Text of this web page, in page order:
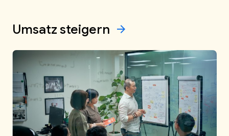
Umsatzsteigern arrow_forward